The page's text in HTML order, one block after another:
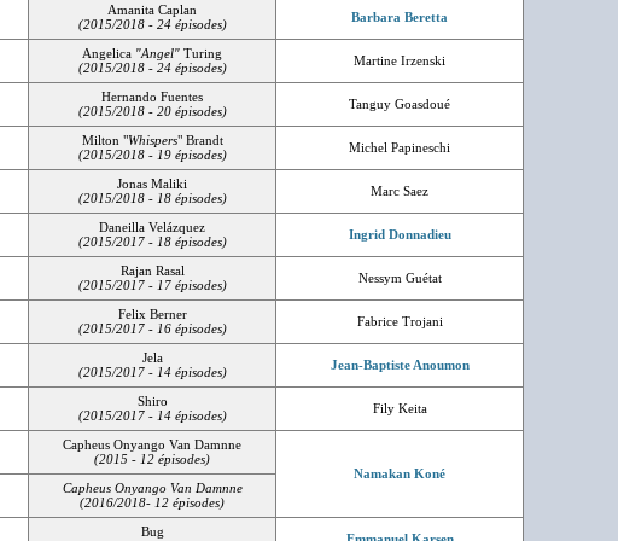
Amanita Caplan
(2015/2018 - 24 épisodes)
Barbara Beretta
Angelica "Angel" Turing
(2015/2018 - 24 épisodes)
Martine Irzenski
Hernando Fuentes
(2015/2018 - 20 épisodes)
Tanguy Goasdoué
Milton "Whispers" Brandt
(2015/2018 - 19 épisodes)
Michel Papineschi
Jonas Maliki
(2015/2018 - 18 épisodes)
Marc Saez
Daneilla Velázquez
(2015/2017 - 18 épisodes)
Ingrid Donnadieu
Rajan Rasal
(2015/2017 - 17 épisodes)
Nessym Guétat
Felix Berner
(2015/2017 - 16 épisodes)
Fabrice Trojani
Jela
(2015/2017 - 14 épisodes)
Jean-Baptiste Anoumon
Shiro
(2015/2017 - 14 épisodes)
Fily Keita
Capheus Onyango Van Damnne
(2015 - 12 épisodes)
Namakan Koné
Capheus Onyango Van Damnne
(2016/2018- 12 épisodes)
Bug